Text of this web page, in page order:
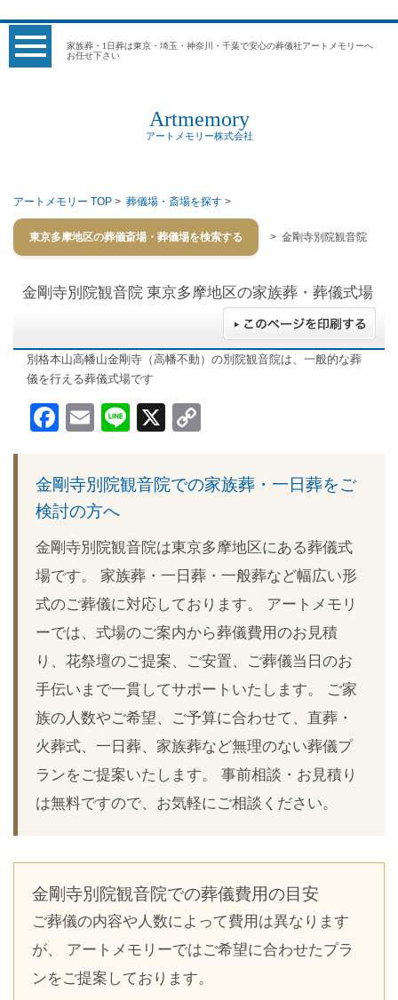
家族葬・1日葬は東京・埼玉・神奈川・千葉で安心の葬儀社アートメモリーへ
お任せ下さい
Artmemory
アートメモリー株式会社
アートメモリー TOP > 葬儀場・斎場を探す >
東京多摩地区の葬儀斎場・葬儀場を検索する > 金剛寺別院観音院
金剛寺別院観音院 東京多摩地区の家族葬・葬儀式場
別格本山高幡山金剛寺（高幡不動）の別院観音院は、一般的な葬
儀を行える葬儀式場です
Facebook
EmailLine
X
金剛寺別院観音院での家族葬・一日葬をご
検討の方へ
金剛寺別院観音院は東京多摩地区にある葬儀式
場です。 家族葬・一日葬・一般葬など幅広い形
式のご葬儀に対応しております。 アートメモリ
ーでは、式場のご案内から葬儀費用のお見積
り、花祭壇のご提案、ご安置、ご葬儀当日のお
手伝いまで一貫してサポートいたします。 ご家
族の人数やご希望、ご予算に合わせて、直葬・
火葬式、一日葬、家族葬など無理のない葬儀プ
ランをご提案いたします。 事前相談・お見積り
は無料ですので、お気軽にご相談ください。
金剛寺別院観音院での葬儀費用の目安
ご葬儀の内容や人数によって費用は異なります
が、 アートメモリーではご希望に合わせたプラ
ンをご提案しております。